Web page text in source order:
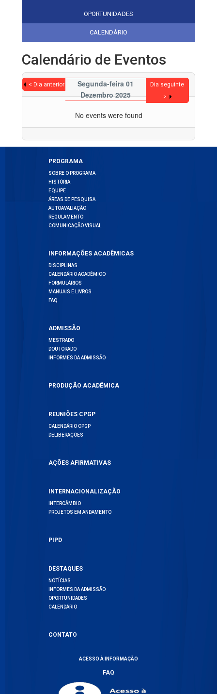
OPORTUNIDADES
CALENDÁRIO
Calendário de Eventos
< Dia anterior
Segunda-feira 01
Dezembro 2025
Dia seguinte
>
No events were found
PROGRAMA
SOBRE O PROGRAMA
HISTÓRIA
EQUIPE
ÁREAS DE PESQUISA
AUTOAVALIAÇÃO
REGULAMENTO
COMUNICAÇÃO VISUAL
INFORMAÇÕES ACADÊMICAS
DISCIPLINAS
CALENDÁRIO ACADÊMICO
FORMULÁRIOS
MANUAIS E LIVROS
FAQ
ADMISSÃO
MESTRADO
DOUTORADO
INFORMES DA ADMISSÃO
PRODUÇÃO ACADÊMICA
REUNIÕES CPGP
CALENDÁRIO CPGP
DELIBERAÇÕES
AÇÕES AFIRMATIVAS
INTERNACIONALIZAÇÃO
INTERCÂMBIO
PROJETOS EM ANDAMENTO
PIPD
DESTAQUES
NOTÍCIAS
INFORMES DA ADMISSÃO
OPORTUNIDADES
CALENDÁRIO
CONTATO
ACESSO À INFORMAÇÃO
FAQ